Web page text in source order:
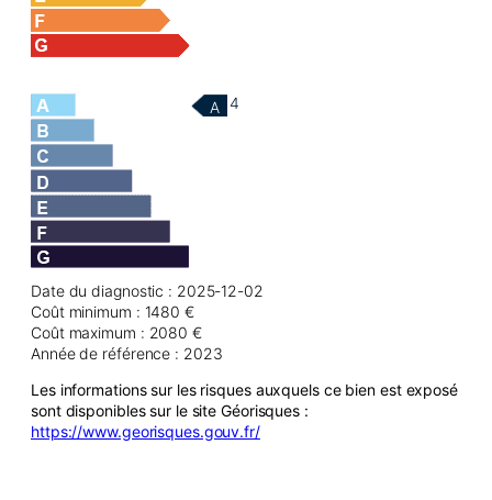
A 4
Date du diagnostic : 2025-12-02
Coût minimum : 1480 €
Coût maximum : 2080 €
Année de référence : 2023
Les informations sur les risques auxquels ce bien est exposé
sont disponibles sur le site Géorisques :
https://www.georisques.gouv.fr/